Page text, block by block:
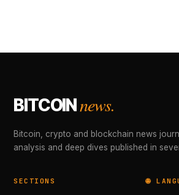
BITCOINnews.
Bitcoin, crypto and blockchain news
analysis and deep dives published in
SECTIONS 🌐